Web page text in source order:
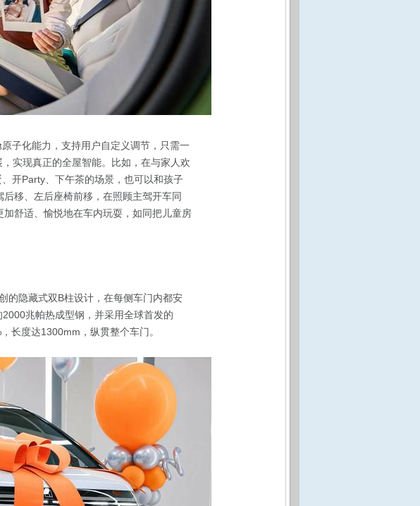
子化能力，支持用户自定义调节，只需一
实现真正的全屋智能。比如，在与家人欢
开Party、下午茶的场景，也可以和孩子
移、左后座椅前移，在照顾主驾开车同
舒适、愉悦地在车内玩耍，如同把儿童房
的隐藏式双B柱设计，在每侧车门内都安
兆帕热成型钢，并采用全球首发的
长度达1300mm，纵贯整个车门。